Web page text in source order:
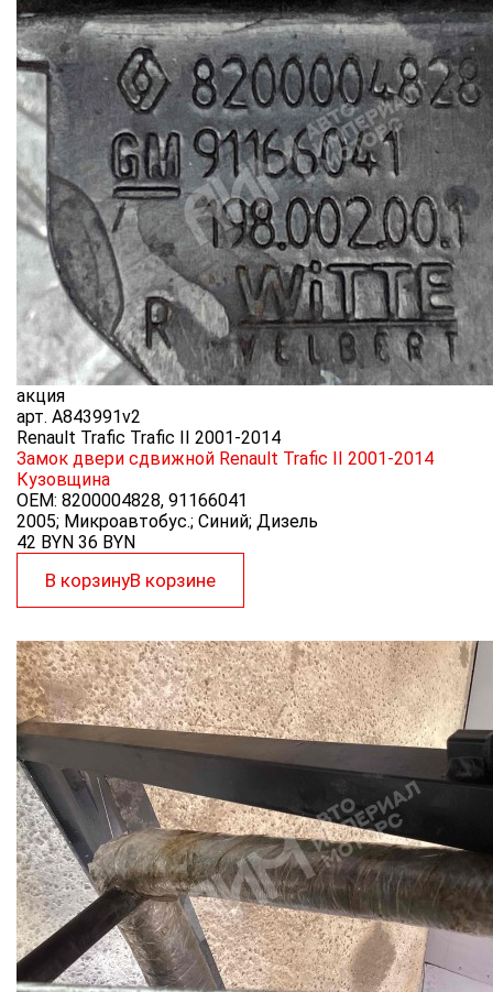
акция
арт. A843991v2
Renault Trafic Trafic II 2001-2014
Замок двери сдвижной Renault Trafic II 2001-2014
Кузовщина
OEM: 8200004828, 91166041
2005; Микроавтобус.; Синий; Дизель
42 BYN 36 BYN
В корзинуВ корзине